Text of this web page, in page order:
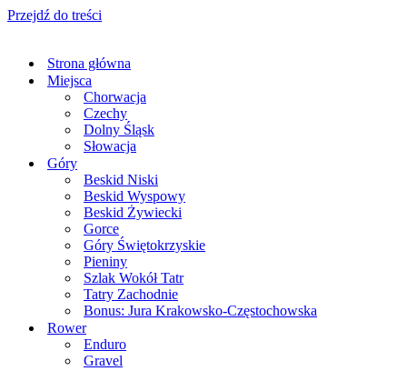
Przejdź do treści
Strona główna
Miejsca
Chorwacja
Czechy
Dolny Śląsk
Słowacja
Góry
Beskid Niski
Beskid Wyspowy
Beskid Żywiecki
Gorce
Góry Świętokrzyskie
Pieniny
Szlak Wokół Tatr
Tatry Zachodnie
Bonus: Jura Krakowsko-Częstochowska
Rower
Enduro
Gravel